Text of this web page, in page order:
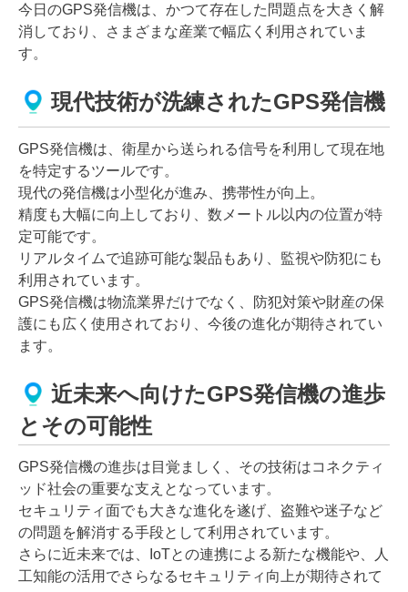
今日のGPS発信機は、かつて存在した問題点を大きく解
消しており、さまざまな産業で幅広く利用されていま
す。
現代技術が洗練されたGPS発信機
GPS発信機は、衛星から送られる信号を利用して現在地
を特定するツールです。
現代の発信機は小型化が進み、携帯性が向上。
精度も大幅に向上しており、数メートル以内の位置が特
定可能です。
リアルタイムで追跡可能な製品もあり、監視や防犯にも
利用されています。
GPS発信機は物流業界だけでなく、防犯対策や財産の保
護にも広く使用されており、今後の進化が期待されてい
ます。
近未来へ向けたGPS発信機の進歩
とその可能性
GPS発信機の進歩は目覚ましく、その技術はコネクティ
ッド社会の重要な支えとなっています。
セキュリティ面でも大きな進化を遂げ、盗難や迷子など
の問題を解消する手段として利用されています。
さらに近未来では、IoTとの連携による新たな機能や、人
工知能の活用でさらなるセキュリティ向上が期待されて